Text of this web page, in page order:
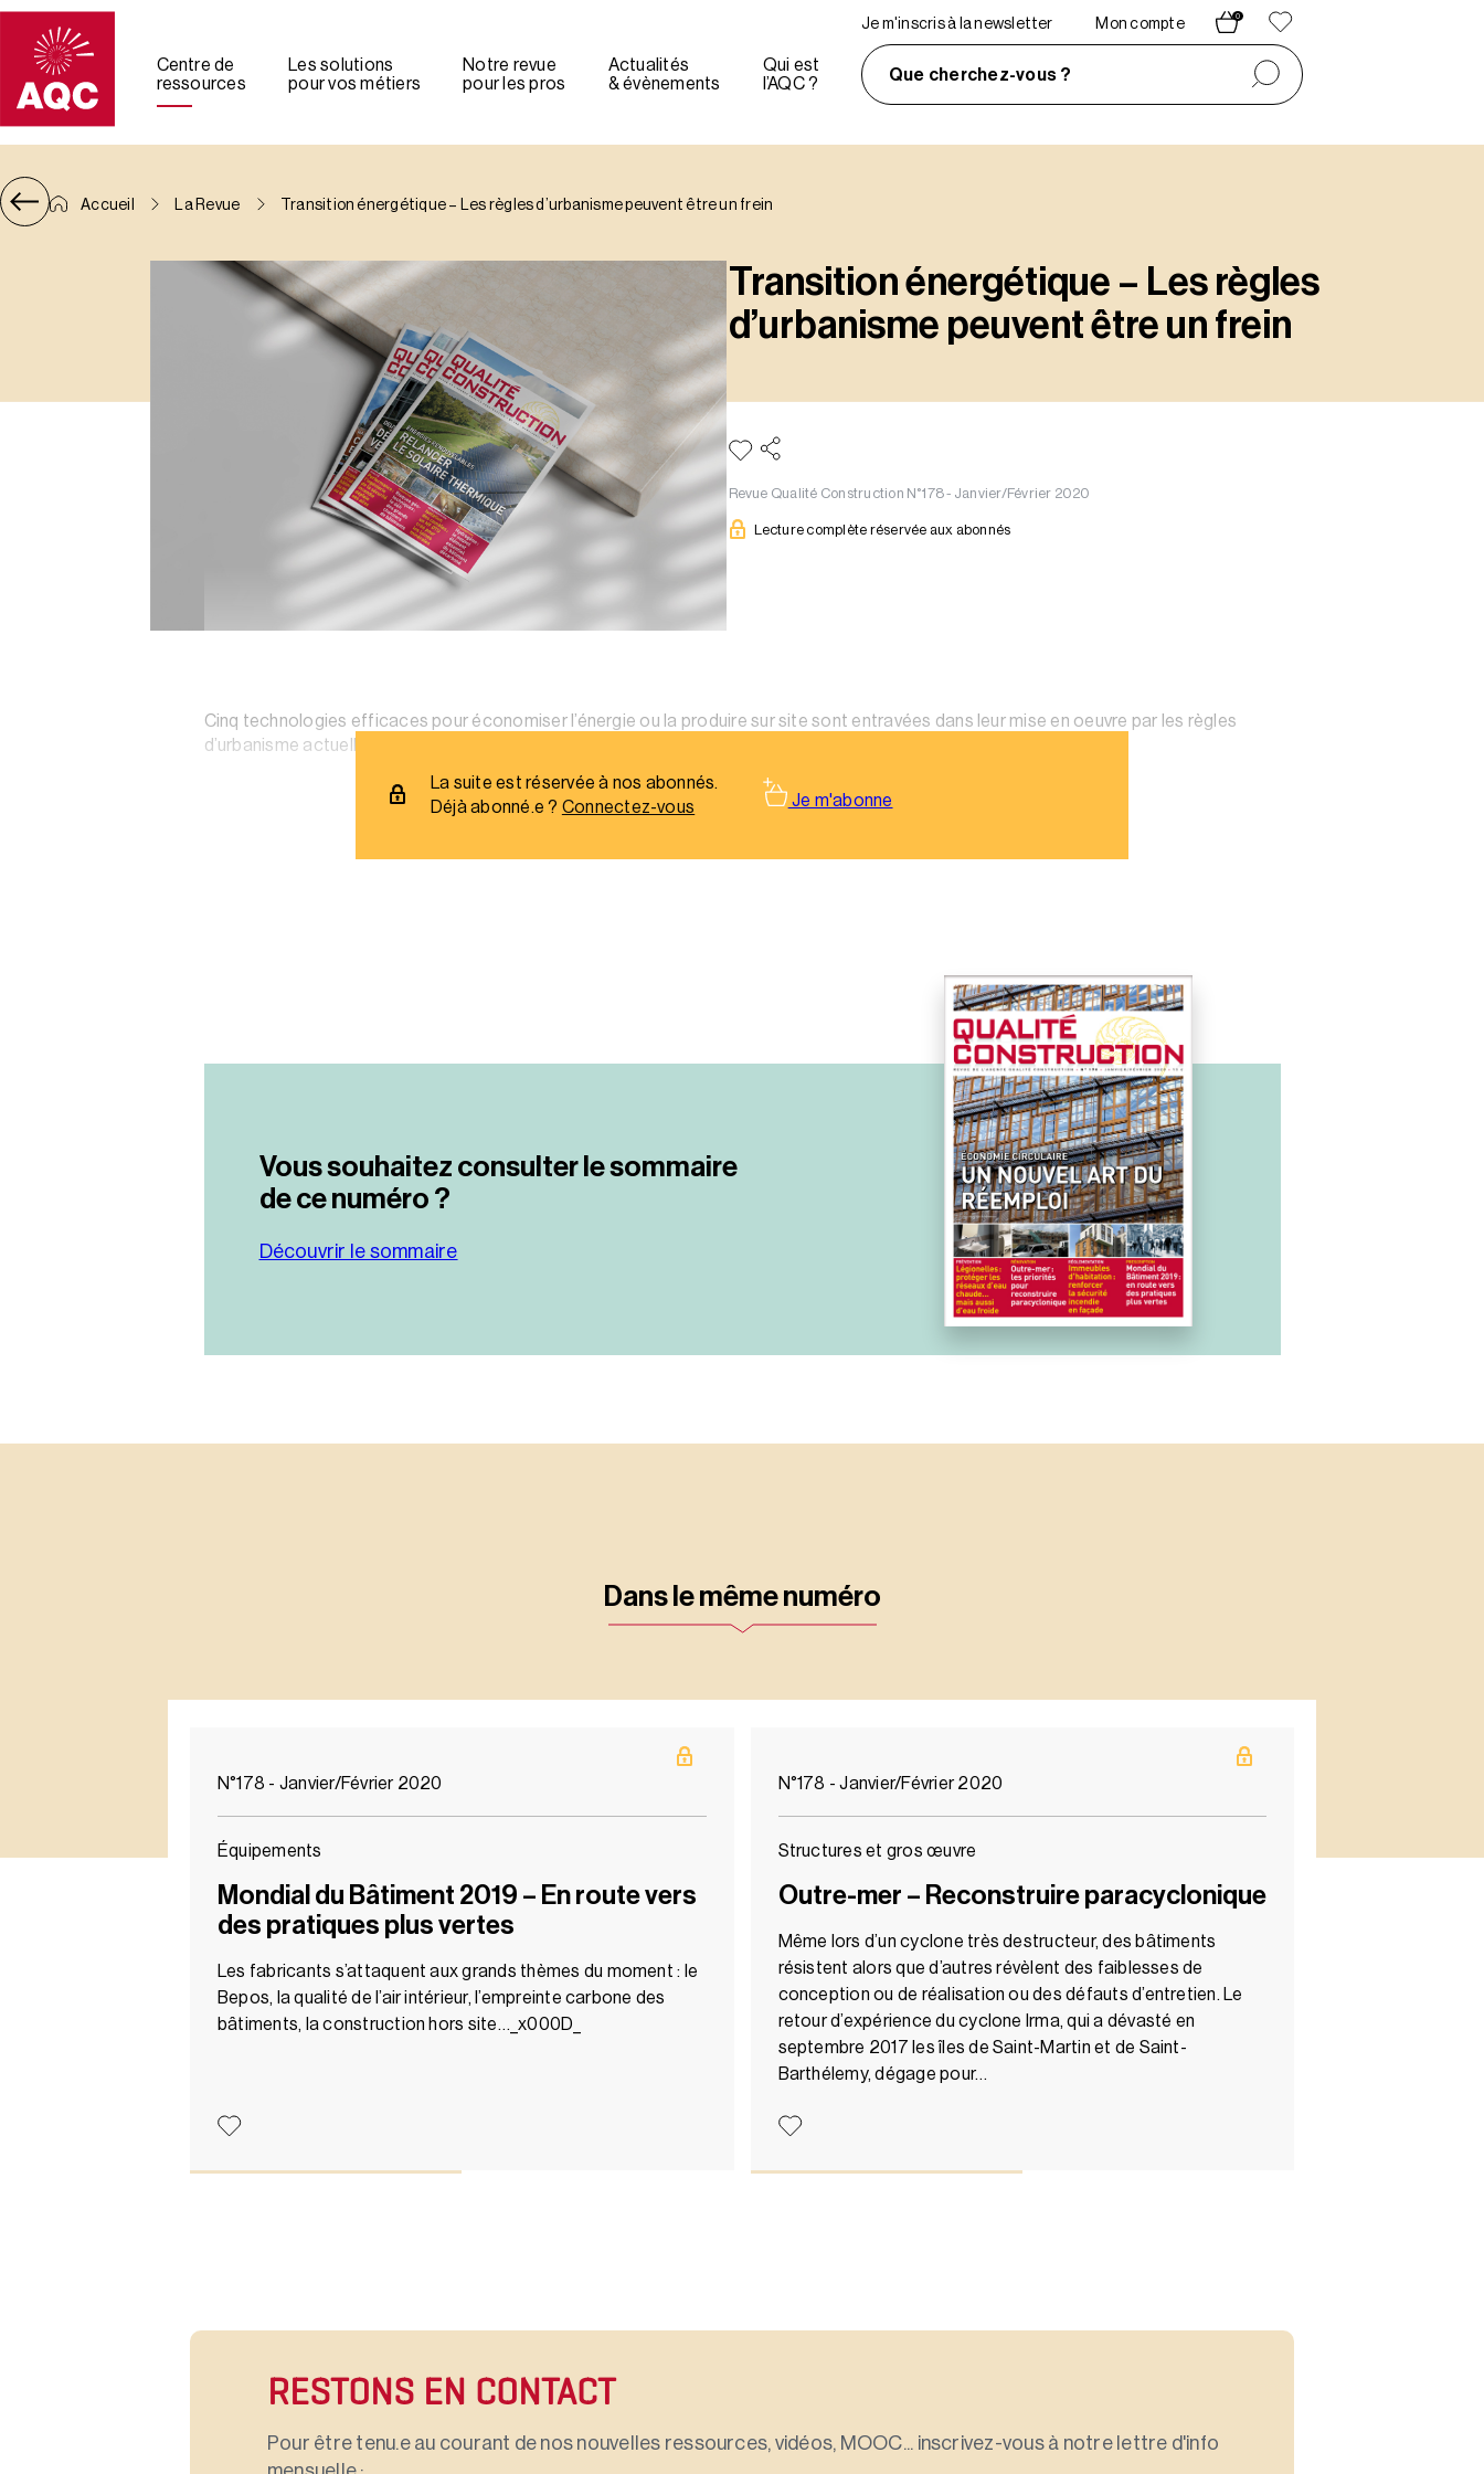
Panneau de gestion des cookies
Centre de
ressources
Les solutions
pour vos métiers
Notre revue
pour les pros
Actualités
& évènements
Qui est
l’AQC ?
Je m'inscris à la newsletter Mon compte
0
Que cherchez-vous ?
Accueil La Revue Transition énergétique – Les règles d’urbanisme peuvent être un frein
Transition énergétique – Les règles
d’urbanisme peuvent être un frein
Revue Qualité Construction N°178 - Janvier/Février 2020
Lecture complète réservée aux abonnés
Cinq technologies efficaces pour économiser l’énergie ou la produire sur site sont entravées dans leur mise en oeuvre par les règles
d’urbanisme actuelles et la manière dont elles sont appliquées._x000D_
La suite est réservée à nos abonnés.
Déjà abonné.e ? Connectez-vous Je m'abonne
Vous souhaitez consulter le sommaire
de ce numéro ?
Découvrir le sommaire
Dans le même numéro
N°178 - Janvier/Février 2020
Équipements
Mondial du Bâtiment 2019 – En route vers
des pratiques plus vertes
Les fabricants s’attaquent aux grands thèmes du moment : le
Bepos, la qualité de l’air intérieur, l’empreinte carbone des
bâtiments, la construction hors site…_x000D_
N°178 - Janvier/Février 2020
Structures et gros œuvre
Outre-mer – Reconstruire paracyclonique
Même lors d’un cyclone très destructeur, des bâtiments
résistent alors que d’autres révèlent des faiblesses de
conception ou de réalisation ou des défauts d’entretien. Le
retour d’expérience du cyclone Irma, qui a dévasté en
septembre 2017 les îles de Saint-Martin et de Saint-
Barthélemy, dégage pour…
RESTONS EN CONTACT
Pour être tenu.e au courant de nos nouvelles ressources, vidéos, MOOC... inscrivez-vous à notre lettre d'info